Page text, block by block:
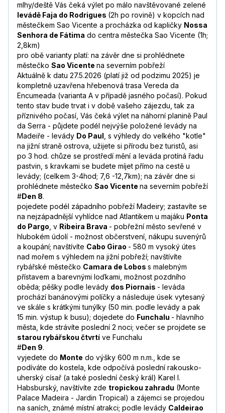
mlhy/deště Vás čeká výlet po málo navštěvované zelené
levádě Faja do Rodrigues (2h po rovině) v kopcích nad
městečkem Sao Vicente a procházka od kapličky Nossa
Senhora de Fátima do centra městečka Sao Vicente (1h;
2,8km)
pro obě varianty platí: na závěr dne si prohlédnete
městečko Sao Vicente na severním pobřeží
Aktuálně k datu 27.5.2026 (platí již od podzimu 2025) je
kompletně uzavřena hřebenová trasa Vereda da
Encumeada (varianta A v případě jasného počasí). Pokud
tento stav bude trvat i v době vašeho zájezdu, tak za
příznivého počasí, Vás čeká výlet na náhorní planině Paul
da Serra - půjdete podél nejvýše položené levády na
Madeiře - levády Do Paul , s výhledy do velkého "kotle"
na jižní straně ostrova, užijete si přírodu bez turistů, asi
po 3 hod. chůze se prostředí mění a leváda protíná řadu
pastvin, s kravkami se budete míjet přímo na cestě u
levády; (celkem 3-4hod; 7,6 -12,7km); na závěr dne si
prohlédnete městečko Sao Vicente na severním pobřeží
#Den 8.
pojedete podél západního pobřeží Madeiry; zastavíte se
na nejzápadnější vyhlídce nad Atlantikem u majáku Ponta
do Pargo , v Ribeira Brava - pobřežní město sevřené v
hlubokém údolí - možnost občerstvení, nákupu suvenýrů
a koupání; navštívíte Cabo Girao - 580 m vysoký útes
nad mořem s výhledem na jižní pobřeží; navštívíte
rybářské městečko Camara de Lobos s malebným
přístavem a barevnými loďkami, možnost pozdního
oběda; pěšky podle levády dos Piornais - leváda
prochází banánovými políčky a následuje úsek vytesaný
ve skále s krátkými tunýlky (50 min. podle levády a pak
15 min. výstup k busu); dojedete do Funchalu - hlavního
města, kde strávíte poslední 2 noci; večer se projdete se
starou rybářskou čtvrtí ve Funchalu
#Den 9.
vyjedete do Monte do výšky 600 m n.m., kde se
podíváte do kostela, kde odpočívá poslední rakousko-
uherský císař (a také poslední český král) Karel I.
Habsburský, navštívíte zde tropickou zahradu (Monte
Palace Madeira - Jardin Tropical) a zájemci se projedou
na saních, známé místní atrakci; podle levády Caldeirao